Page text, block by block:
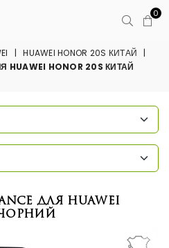
0
| HUAWEI HONOR 20S КИТАЙ
|
HUAWEI HONOR 20S КИТАЙ
для HuaWei